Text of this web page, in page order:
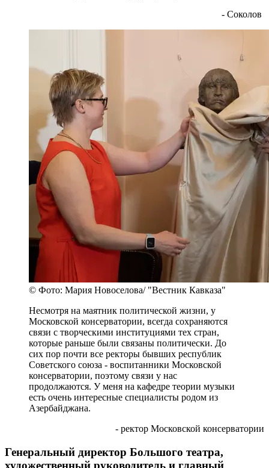
- Соколов
© Фото: Мария Новоселова/ "Вестник Кавказа"
Несмотря на маятник политической жизни, у
Московской консерватории, всегда сохраняются
связи с творческими институциями тех стран,
которые раньше были связаны политически. До
сих пор почти все ректоры бывших республик
Советского союза - воспитанники Московской
консерватории, поэтому связи у нас
продолжаются. У меня на кафедре теории музыки
есть очень интересные специалисты родом из
Азербайджана.
- ректор Московской консерватории
Генеральный директор Большого театра,
художественный руководитель и главный